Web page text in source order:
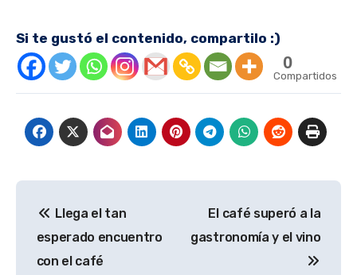
Si te gustó el contenido, compartilo :)
0
Compartidos
de
entradas
Llega el tan
esperado encuentro
con el café
El café superó a la
gastronomía y el vino